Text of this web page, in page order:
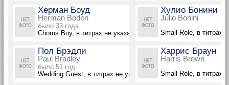
Херман Боуд
Herman Boden
было 33 года
Chorus Boy, в титрах не указан
Хулио Бонини
Julio Bonini
Small Role, в титрах
Пол Брэдли
Paul Bradley
было 51 год
Wedding Guest, в титрах не указан
Харрис Браун
Harris Brown
Small Role, в титрах